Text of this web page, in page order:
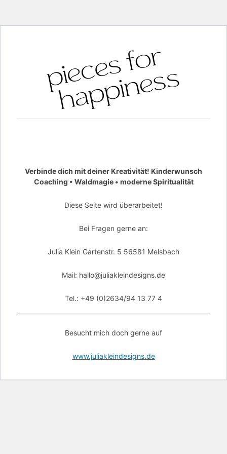
Verbinde dich mit deiner Kreativität! Kinderwunsch
Coaching • Waldmagie • moderne Spiritualität
Diese Seite wird überarbeitet!
Bei Fragen gerne an:
Julia Klein Gartenstr. 5 56581 Melsbach
Mail: hallo@juliakleindesigns.de
Tel.: +49 (0)2634/94 13 77 4
Besucht mich doch gerne auf
www.juliakleindesigns.de